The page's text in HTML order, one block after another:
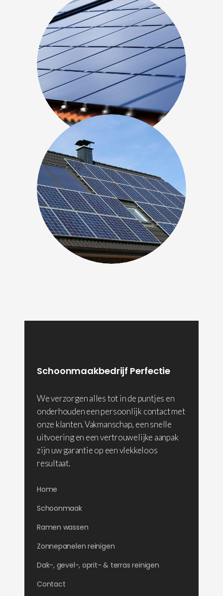
Schoonmaakbedrijf Perfectie
We verzorgen alles tot in de puntjes en
onderhouden een persoonlijk contact met
onze klanten. Vakmanschap, een snelle
uitvoering en een vertrouwelijke aanpak
zijn uw garantie op een vlekkeloos
resultaat.
Home
Schoonmaak
Ramen wassen
Zonnepanelen reinigen
Dak-, gevel-, oprit- & terras reinigen
Contact